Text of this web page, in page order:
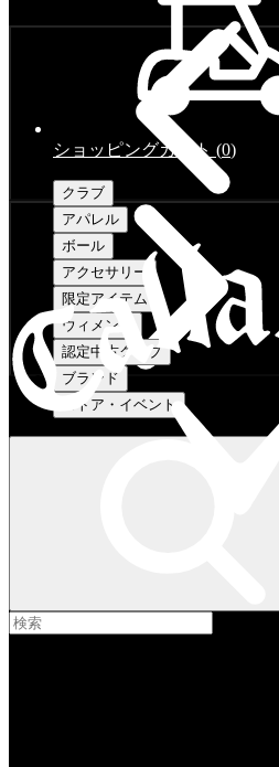
ショッピングカート (0)
クラブ
アパレル
ボール
アクセサリー
限定アイテム
ウィメンズ
認定中古クラブ
ブランド
ストア・イベント